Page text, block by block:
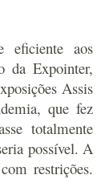
eficiente aos
da Expointer,
Assis
que fez
totalmente
possível. A
restrições.